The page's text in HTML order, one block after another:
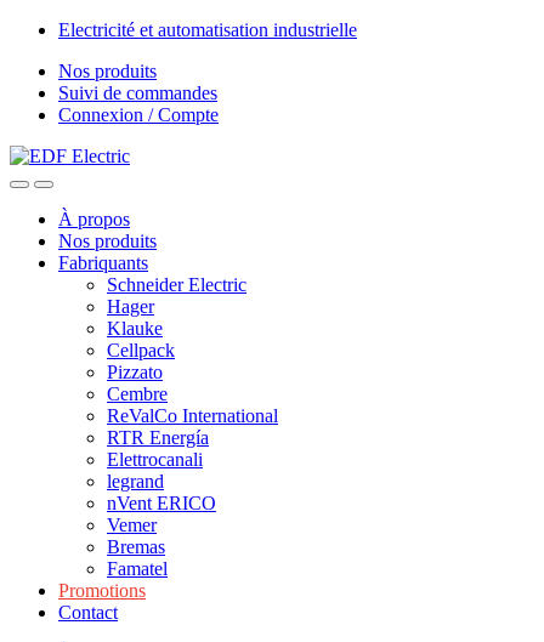
Skip
navigation
Skip
content
Electricité et automatisation industrielle
Nos produits
Suivi de commandes
Connexion / Compte
À propos
Nos produits
Fabriquants
Schneider Electric
Hager
Klauke
Cellpack
Pizzato
Cembre
ReValCo International
RTR Energía
Elettrocanali
legrand
nVent ERICO
Vemer
Bremas
Famatel
Promotions
Contact